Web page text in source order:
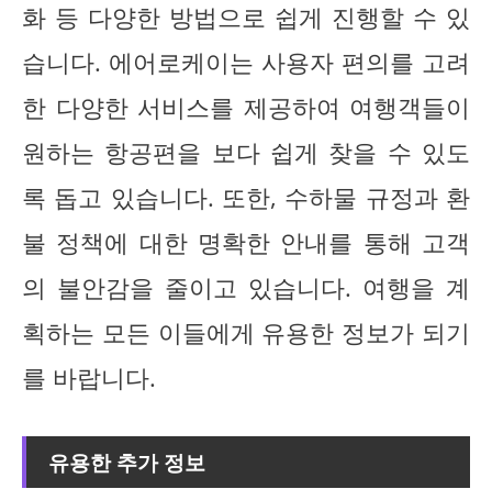
화 등 다양한 방법으로 쉽게 진행할 수 있
습니다. 에어로케이는 사용자 편의를 고려
한 다양한 서비스를 제공하여 여행객들이
원하는 항공편을 보다 쉽게 찾을 수 있도
록 돕고 있습니다. 또한, 수하물 규정과 환
불 정책에 대한 명확한 안내를 통해 고객
의 불안감을 줄이고 있습니다. 여행을 계
획하는 모든 이들에게 유용한 정보가 되기
를 바랍니다.
유용한 추가 정보